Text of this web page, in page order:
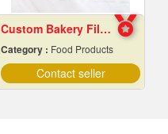
Custom Bakery Fillings
Category : Food Products
Contact seller